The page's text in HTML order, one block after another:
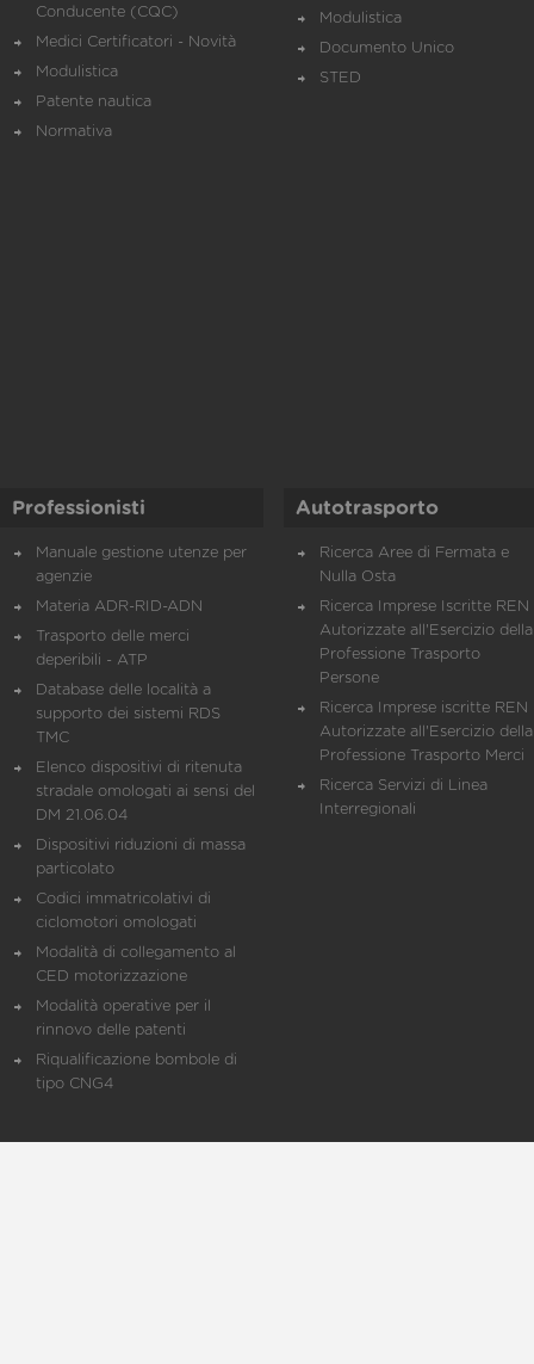
Conducente (CQC)
Medici Certificatori - Novità
Modulistica
Patente nautica
Normativa
Modulistica
Documento Unico
STED
Professionisti
Manuale gestione utenze per
agenzie
Materia ADR-RID-ADN
Trasporto delle merci
deperibili - ATP
Database delle località a
supporto dei sistemi RDS
TMC
Elenco dispositivi di ritenuta
stradale omologati ai sensi del
DM 21.06.04
Dispositivi riduzioni di massa
particolato
Codici immatricolativi di
ciclomotori omologati
Modalità di collegamento al
CED motorizzazione
Modalità operative per il
rinnovo delle patenti
Riqualificazione bombole di
tipo CNG4
Autotrasporto
Ricerca Aree di Fermata e
Nulla Osta
Ricerca Imprese Iscritte REN
Autorizzate all'Esercizio della
Professione Trasporto
Persone
Ricerca Imprese iscritte REN
Autorizzate all'Esercizio della
Professione Trasporto Merci
Ricerca Servizi di Linea
Interregionali